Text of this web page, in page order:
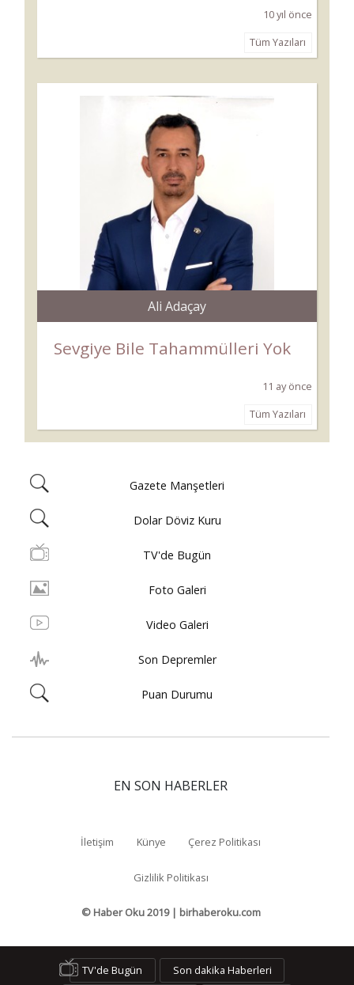
10 yıl önce
Tüm Yazıları
Ali Adaçay
Sevgiye Bile Tahammülleri Yok
11 ay önce
Tüm Yazıları
Gazete Manşetleri
Dolar Döviz Kuru
TV'de Bugün
Foto Galeri
Video Galeri
Son Depremler
Puan Durumu
EN SON HABERLER
İletişim Künye Çerez Politikası
Gizlilik Politikası
© Haber Oku 2019 | birhaberoku.com
TV'de Bugün
Son dakika Haberleri